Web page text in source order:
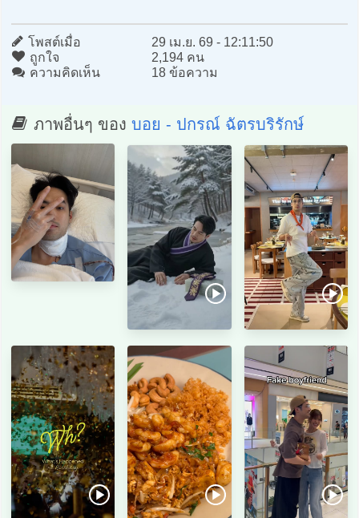
โพสต์เมื่อ
29 เม.ย. 69 - 12:11:50
ถูกใจ
2,194 คน
ความคิดเห็น
18 ข้อความ
ภาพอื่นๆ ของ บอย - ปกรณ์ ฉัตรบริรักษ์